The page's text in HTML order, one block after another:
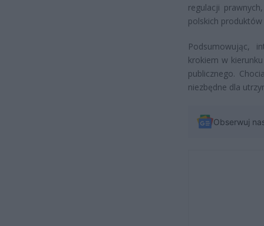
regulacji
polskich
Podsumowując,
krokiem w
publicznego.
niezbędne dla
Obserwuj